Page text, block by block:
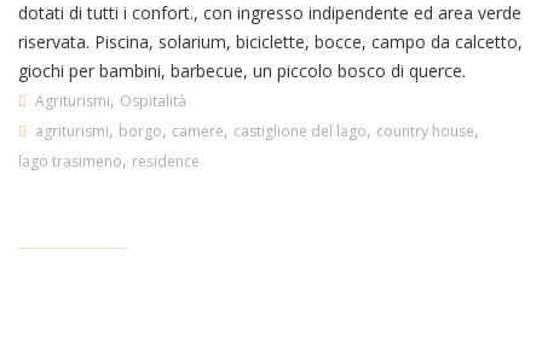
dotati di tutti i confort., con ingresso indipendente ed area verde
riservata. Piscina, solarium, biciclette, bocce, campo da calcetto,
giochi per bambini, barbecue, un piccolo bosco di querce.
Agriturismi, Ospitalità
agriturismi, borgo, camere, castiglione del lago, country house,
lago trasimeno, residence